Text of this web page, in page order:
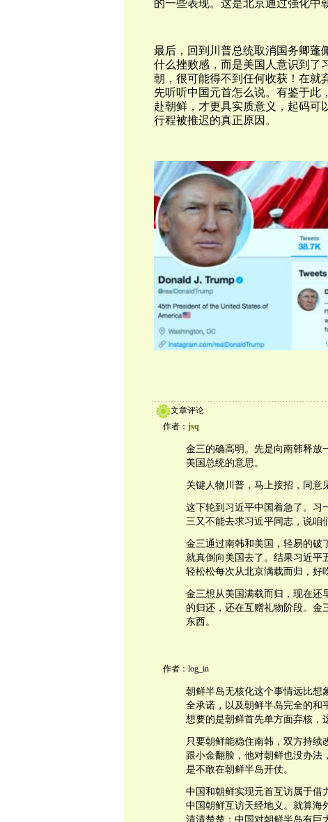
的一些表现。这是北京通过强化中
最后，回到川普总统取消国务卿蓬
什么挫败感，而是美国人意识到了
朝，很可能得不到任何收获！在就
先听听中国元首怎么说。有鉴于此
赴朝鲜，才更具实质意义，起码可
行程被推迟的真正原因。
文章评论
作者： jsq
金三的确高明。先是向南韩释放
美国总统的意思。
关键人物川普，马上接招，同意
这下轮到习近平中国着急了。习
三又不能去求习近平同志，说咱
金三通过南韩和美国，轻易的破
就真倒向美国去了。结果习近平
轻松松每次从北京满载而归，好
金三想从美国满载而归，现在还
的归还，还在互赠礼物阶段。金
东西。
作者：log_in
朝鲜半岛无核化这个事情远比想
全承诺，以及朝鲜半岛完全的和
想要的是朝鲜首先单方面弃核，
只要朝鲜能稳住南韩，双方持续
跟小金翻脸，他对朝鲜也没办法
是不敢在朝鲜半岛开仗。
中国和朝鲜实现元首互访属于借
中国朝鲜互访天经地义。就算海
清清楚楚：中国对朝鲜半岛有巨